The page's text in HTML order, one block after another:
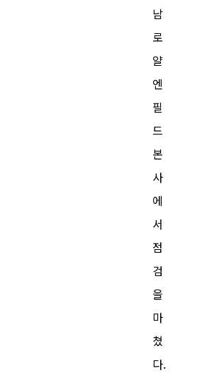
남
로
얄
엔
필
드
본
사
에
서
점
검
을
마
쳤
다.